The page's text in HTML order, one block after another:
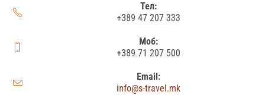
Тел:
+389 47 207 333
Моб:
+389 71 207 500
Email:
info@s-travel.mk